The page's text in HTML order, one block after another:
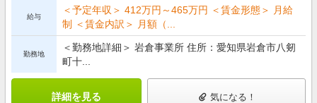
給与
＜予定年収＞ 412万円～465万円 ＜賃金形態＞ 月給
制 ＜賃金内訳＞ 月額（...
勤務地
＜勤務地詳細＞ 岩倉事業所 住所：愛知県岩倉市八剱
町十...
詳細を見る 気になる！